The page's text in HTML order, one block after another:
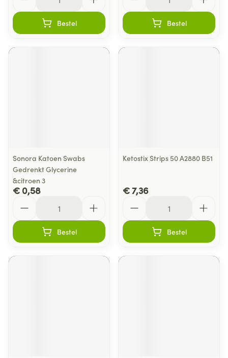
Bestel Bestel
Sonora Katoen Swabs
Gedrenkt Glycerine
&citroen 3
€ 0,58
Bestel
Ketostix Strips 50 A2880 B51
€ 7,36
Bestel